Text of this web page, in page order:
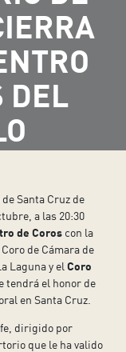
DEL
de Santa Cruz de
a las 20:30
de Coros con la
de Cámara de
Laguna y el Coro
tendrá el honor de
en Santa Cruz.
dirigido por
que le ha valido